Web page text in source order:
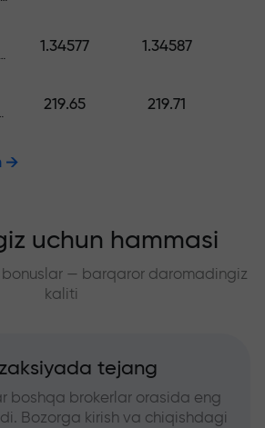
Great Britain Pound vs US Dollar
1.34577 1.34587
(Nasdaq) USD
219.65 219.71
uchun hammasi
— barqaror daromadingiz
kaliti
tejang
boshqa brokerlar orasida eng
Bozorga kirish va chiqishdagi